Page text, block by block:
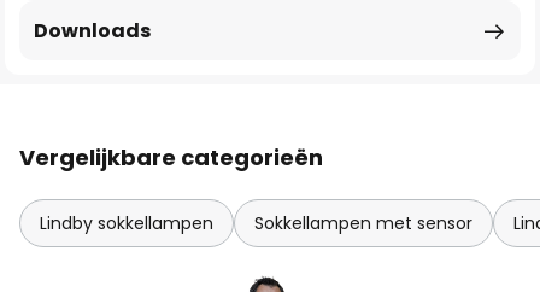
Downloads
Vergelijkbare categorieën
Lindby sokkellampen Sokkellampen met sensor